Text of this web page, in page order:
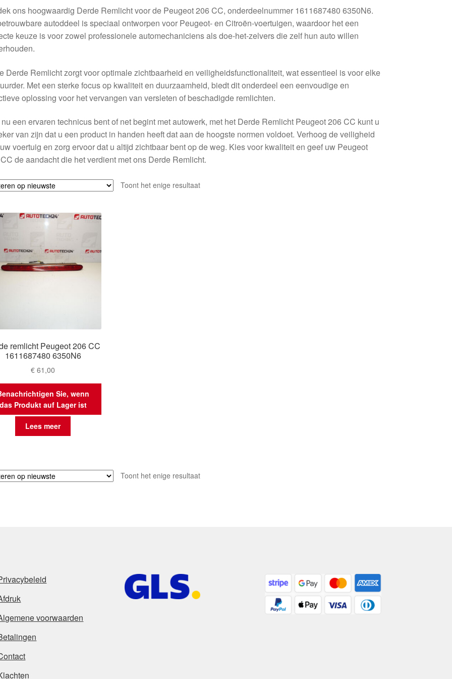
ons hoogwaardig Derde Remlicht voor de Peugeot 206 CC, onderdeelnummer 1611687480 6350N6.
autoddeel is speciaal ontworpen voor Peugeot- en Citroën-voertuigen, waardoor het een
keuze is voor zowel professionele automechaniciens als doe-het-zelvers die zelf hun auto willen
Derde Remlicht zorgt voor optimale zichtbaarheid en veiligheidsfunctionaliteit, wat essentieel is voor elke
Met een sterke focus op kwaliteit en duurzaamheid, biedt dit onderdeel een eenvoudige en
oplossing voor het vervangen van versleten of beschadigde remlichten.
een ervaren technicus bent of net begint met autowerk, met het Derde Remlicht Peugeot 206 CC kunt u
van zijn dat u een product in handen heeft dat aan de hoogste normen voldoet. Verhoog de veiligheid
voertuig en zorg ervoor dat u altijd zichtbaar bent op de weg. Kies voor kwaliteit en geef uw Peugeot
de aandacht die het verdient met ons Derde Remlicht.
Toont het enige resultaat
remlicht Peugeot 206 CC
1611687480 6350N6
€ 61,00
Sie, wenn
Produkt auf Lager ist
Lees meer
Toont het enige resultaat
voorwaarden